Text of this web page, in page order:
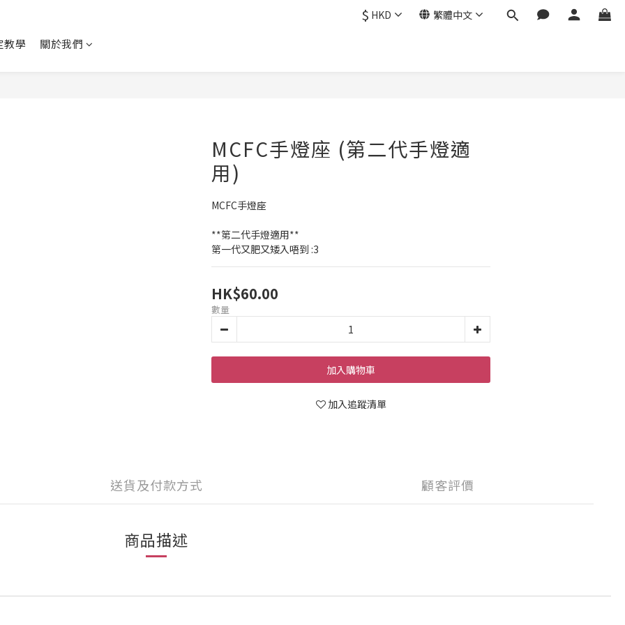
$ HKD 繁體中文
學 關於我們
MCFC手燈座 (第二代手燈適
用)
MCFC手燈座
**第二代手燈適用**
第一代又肥又矮入唔到 :3
HK$60.00
數量
加入購物車
加入追蹤清單
送貨及付款方式 顧客評價
商品描述